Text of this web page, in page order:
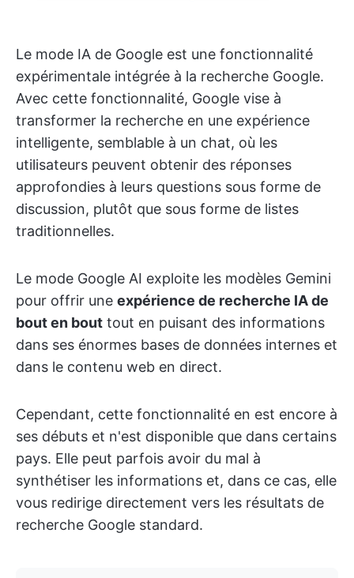
Le mode IA de Google est une fonctionnalité
expérimentale intégrée à la recherche Google.
Avec cette fonctionnalité, Google vise à
transformer la recherche en une expérience
intelligente, semblable à un chat, où les
utilisateurs peuvent obtenir des réponses
approfondies à leurs questions sous forme de
discussion, plutôt que sous forme de listes
traditionnelles.
Le mode Google AI exploite les modèles Gemini
pour offrir une expérience de recherche IA de
bout en bout tout en puisant des informations
dans ses énormes bases de données internes et
dans le contenu web en direct.
Cependant, cette fonctionnalité en est encore à
ses débuts et n'est disponible que dans certains
pays. Elle peut parfois avoir du mal à
synthétiser les informations et, dans ce cas, elle
vous redirige directement vers les résultats de
recherche Google standard.